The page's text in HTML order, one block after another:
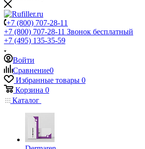
+7 (800) 707-28-11
+7 (800) 707-28-11 Звонок бесплатный
+7 (495) 135-35-59
Войти
Сравнение0
Избранные товары 0
Корзина 0
Каталог